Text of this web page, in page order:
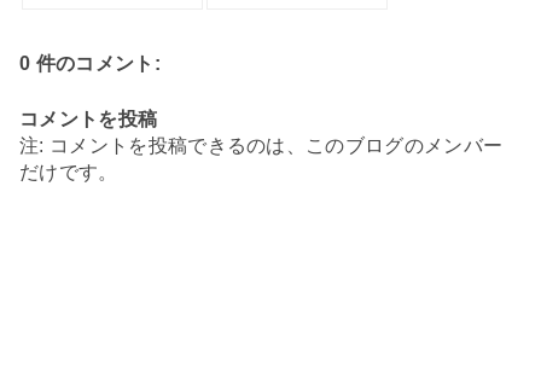
0 件のコメント:
コメントを投稿
注: コメントを投稿できるのは、このブログのメンバー
だけです。